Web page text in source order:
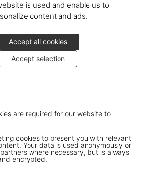
is used and enable us to
content and ads.
Accept all cookies
Accept selection
are required for our website to
cookies to present you with relevant
Your data is used anonymously or
where necessary, but is always
encrypted.